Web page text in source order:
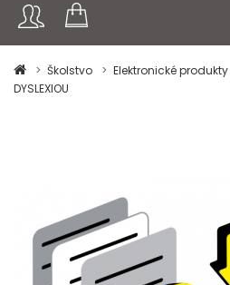
Školstvo
Elektronické produkty
DYSLEXIOU